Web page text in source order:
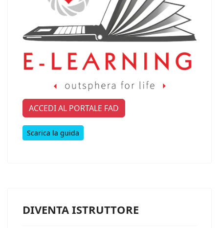
ACCEDI AL PORTALE FAD
Scarica la guida
DIVENTA ISTRUTTORE